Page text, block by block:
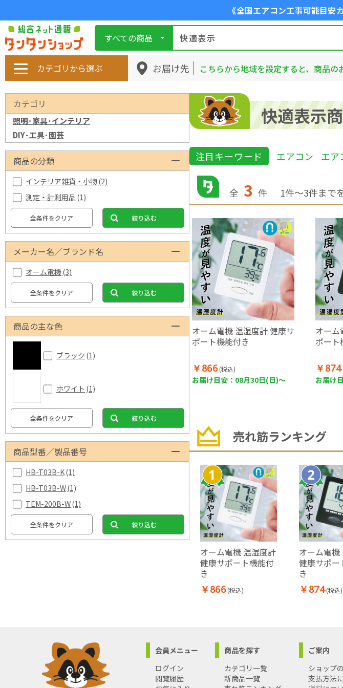
《全国エアコン工事可能目安
すべての商品
カテゴリから選ぶ お届け先 こちらから地域を設定すると、商品の
カテゴリ
照明･家具･インテリア
DIY･工具･園芸
商品の分類
インテリア雑貨・小物(2)
測定・計測用品 (1)
全条件をクリア 絞り込む
メーカー名／ブランド名
オーム電機 (3)
全条件をクリア 絞り込む
商品の主な色
ブラック (1)
ホワイト (1)
全条件をクリア 絞り込む
商品型番／製品番号
HB-T03B-K(1)
HB-T03B-W(1)
TEM-200B-W(1)
全条件をクリア 絞り込む
快適表示
注目キーワード エアコン エア
全 3 件 1件〜3件まで
オーム電機 温湿度計 健康サ
ポート機能付き
￥866 (税込)
お届け目安：08月30日(日)～
オーム
ポート
￥874
お届け
売れ筋ランキング
オーム電機 温湿度計
健康サポート機能付
き
￥866 (税込)
オーム電機
健康サポー
き
￥874 (税込)
会員メニュー
ログイン
閲覧履歴
商品を探す
カテゴリ一覧
新商品一覧
ご案内
ショップ
支払方法